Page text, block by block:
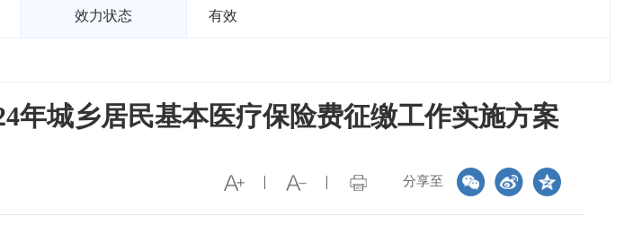
效力状态 有效
年城乡居民基本医疗保险费征缴工作实施方案
分享至